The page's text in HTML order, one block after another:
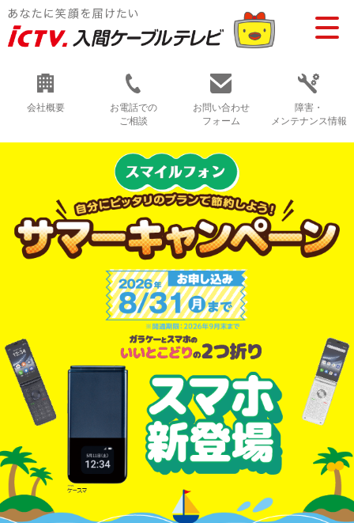
会社概要
お電話での
ご相談
お問い合わせ
フォーム
障害・
メンテナンス情報